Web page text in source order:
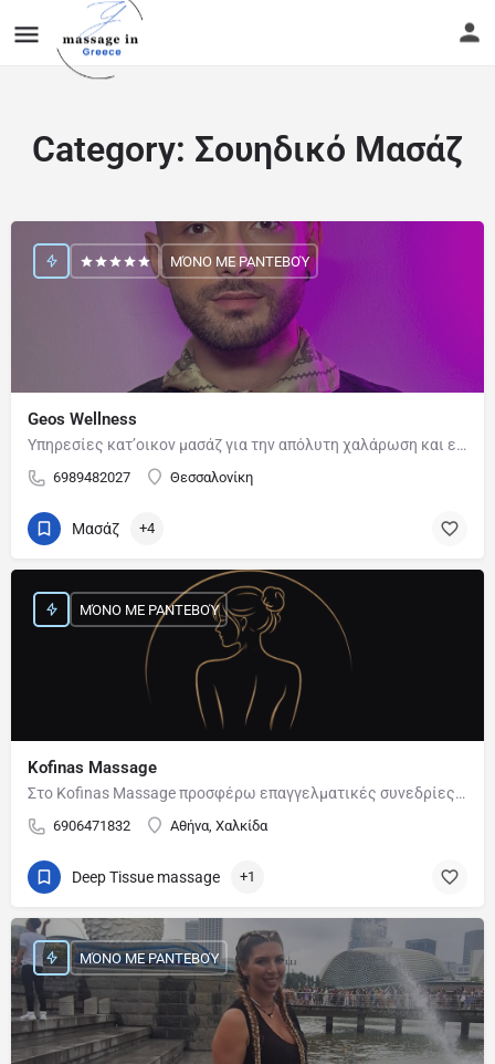
Category: Σουηδικό Μασάζ
Geos Wellness
Υπηρεσίες κατ’οικον μασάζ για την απόλυτη χαλάρωση και ευεξία. Διαθέσιμος ο κατάλληλος εξοπλισμός για…
6989482027 Θεσσαλονίκη
ΜΌΝΟ ΜΕ ΡΑΝΤΕΒΟΎ
Μασάζ +4
Kofinas Massage
Στο Kofinas Massage προσφέρω επαγγελματικές συνεδρίες μασάζ με στόχο τη χαλάρωση, την αποφόρτιση από την…
6906471832 Αθήνα, Χαλκίδα
ΜΌΝΟ ΜΕ ΡΑΝΤΕΒΟΎ
Deep Tissue massage +1
ΜΌΝΟ ΜΕ ΡΑΝΤΕΒΟΎ